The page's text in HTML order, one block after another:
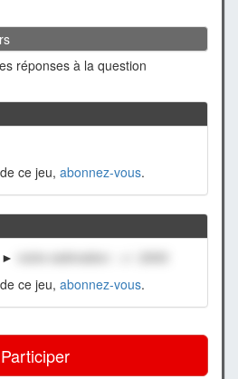
réponses à la question
ce jeu, abonnez-vous.
notre estimation : +/- 2000
ce jeu, abonnez-vous.
Participer